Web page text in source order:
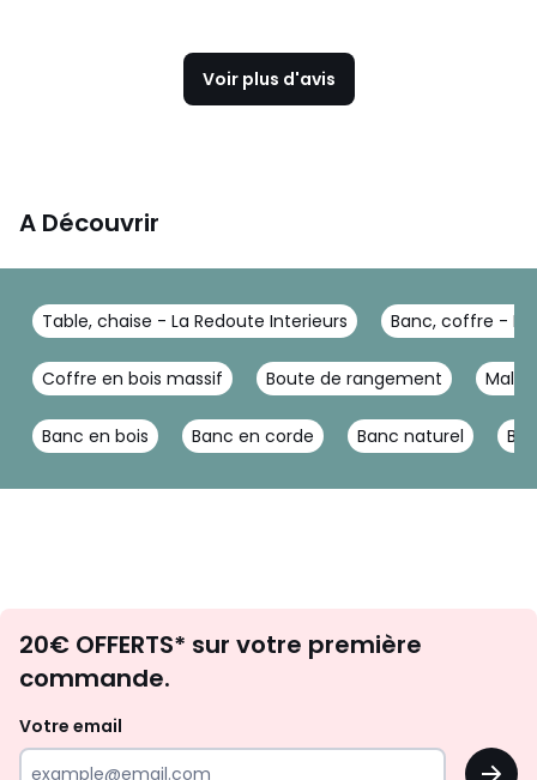
Voir plus d'avis
A Découvrir
Table, chaise - La Redoute Interieurs Banc, coffre - La
Coffre en bois massif Boute de rangement Malle
Banc en bois Banc en corde Banc naturel
d'inspirations
surprises?
20€ OFFERTS* sur votre première
commande.
Votre email
OK